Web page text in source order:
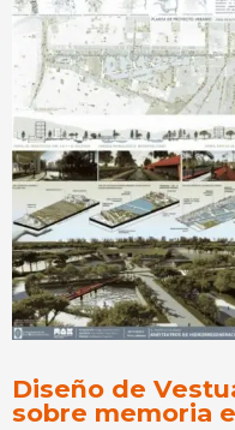
Diseño de
sobre memoria